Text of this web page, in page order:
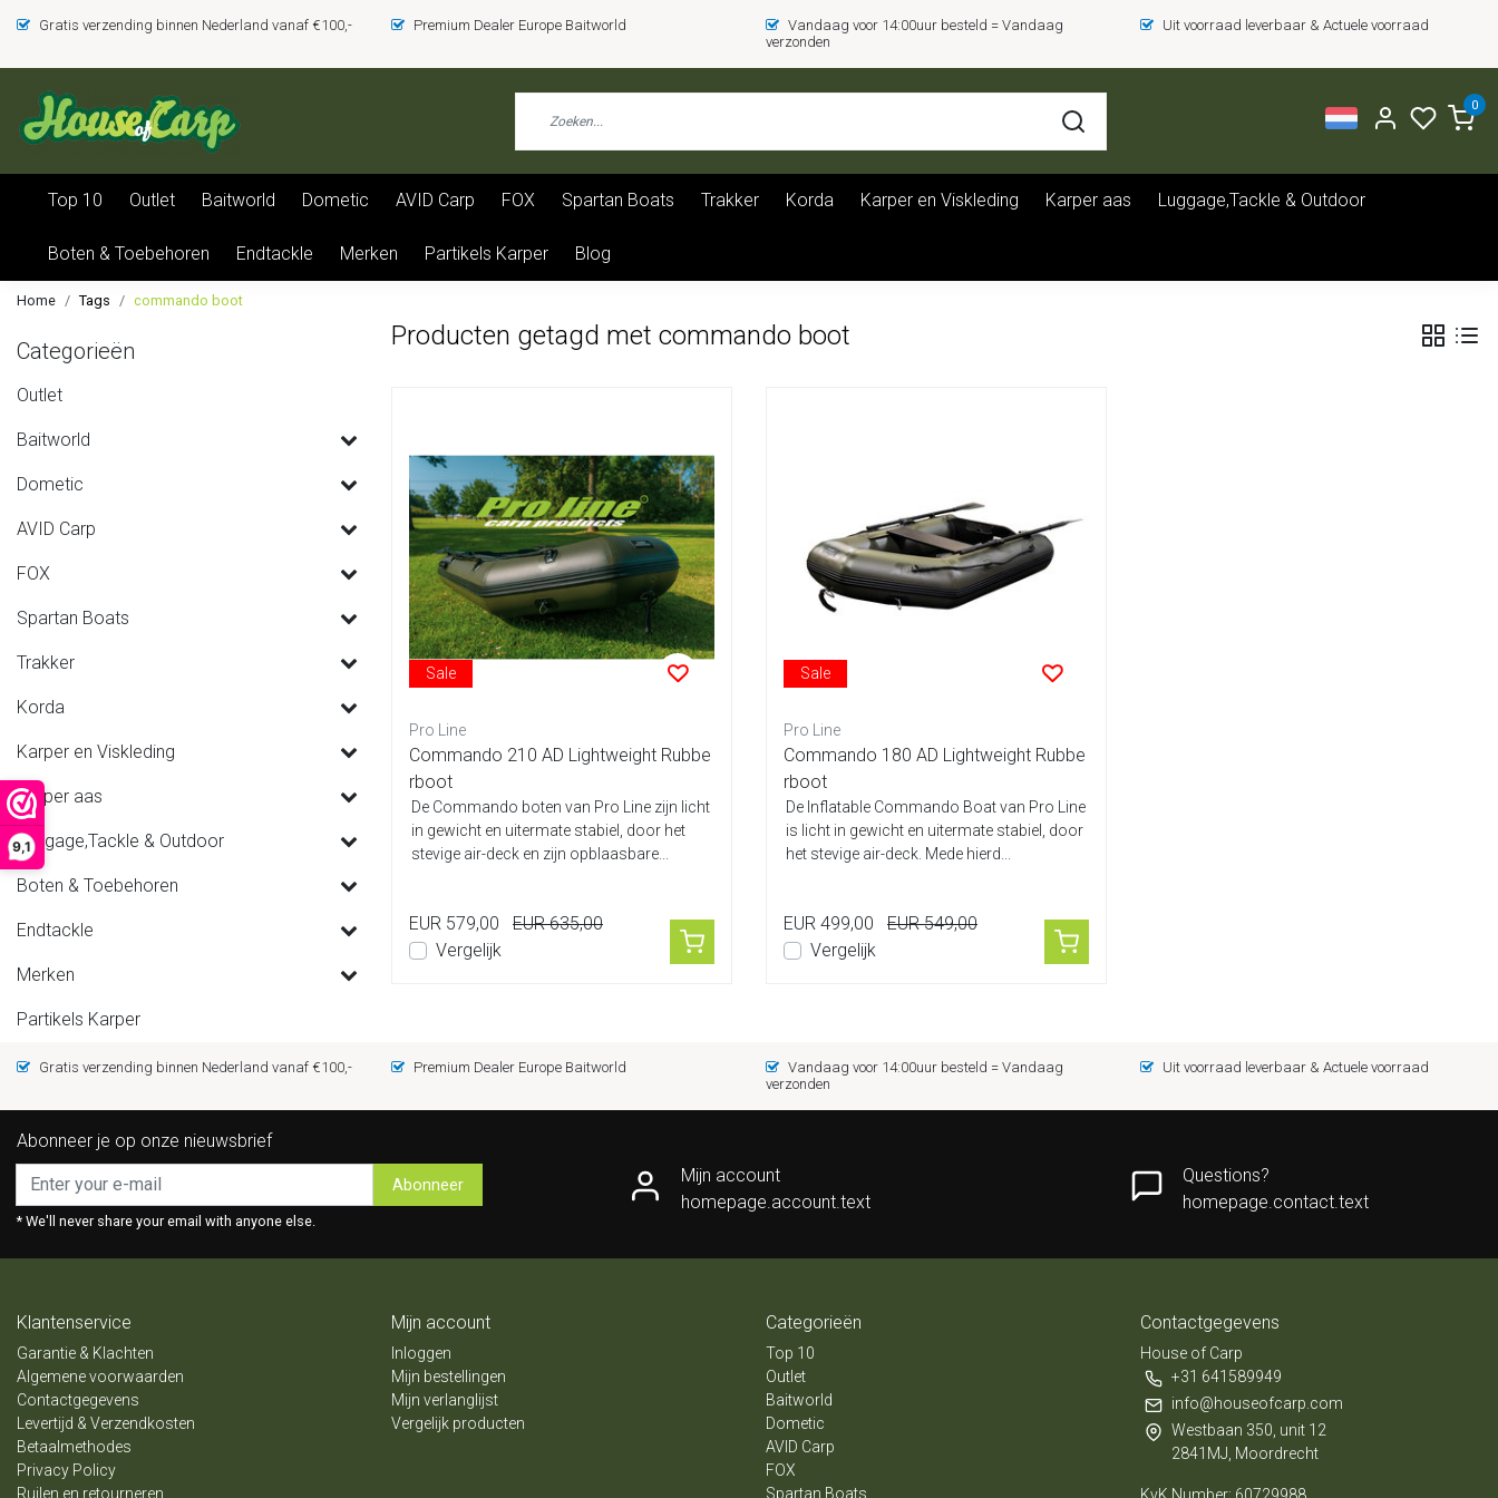
9,1
Gratis verzending binnen Nederland vanaf €100,- Premium Dealer Europe Baitworld
Vandaag voor 14:00uur besteld = Vandaag
verzonden
Uit voorraad leverbaar & Actuele voorraad
0
Top 10 Outlet Baitworld Dometic AVID Carp FOX Spartan Boats Trakker Korda Karper en Viskleding Karper aas Luggage,Tackle & Outdoor
Boten & Toebehoren Endtackle Merken Partikels Karper Blog
Home Tags commando boot
Categorieën
Outlet
Baitworld
Dometic
AVID Carp
FOX
Spartan Boats
Trakker
Korda
Karper en Viskleding
Karper aas
Luggage,Tackle & Outdoor
Boten & Toebehoren
Endtackle
Merken
Partikels Karper
Producten getagd met commando boot
Sale
Pro Line
Commando 210 AD Lightweight Rubbe
rboot
De Commando boten van Pro Line zijn licht
in gewicht en uitermate stabiel, door het
stevige air-deck en zijn opblaasbare...
EUR 579,00
EUR 635,00
Vergelijk
Sale
Pro Line
Commando 180 AD Lightweight Rubbe
rboot
De Inflatable Commando Boat van Pro Line
is licht in gewicht en uitermate stabiel, door
het stevige air-deck. Mede hierd...
EUR 499,00
EUR 549,00
Vergelijk
Gratis verzending binnen Nederland vanaf €100,- Premium Dealer Europe Baitworld
Vandaag voor 14:00uur besteld = Vandaag
verzonden
Uit voorraad leverbaar & Actuele voorraad
Abonneer je op onze nieuwsbrief
Abonneer
* We'll never share your email with anyone else.
Mijn account
homepage.account.text
Questions?
homepage.contact.text
Klantenservice
Garantie & Klachten
Algemene voorwaarden
Contactgegevens
Levertijd & Verzendkosten
Betaalmethodes
Privacy Policy
Ruilen en retourneren
Mijn account
Inloggen
Mijn bestellingen
Mijn verlanglijst
Vergelijk producten
Categorieën
Top 10
Outlet
Baitworld
Dometic
AVID Carp
FOX
Spartan Boats
Contactgegevens
House of Carp
+31 641589949
info@houseofcarp.com
Westbaan 350, unit 12
2841MJ, Moordrecht